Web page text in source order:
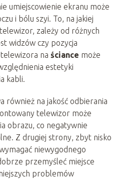
umiejscowienie ekranu może
i bólu szyi. To, na jakiej
zależy od różnych
widzów czy pozycja
na ściance może
estetyki
kabli.
również na jakość odbierania
telewizor może
obrazu, co negatywnie
Z drugiej strony, zbyt nisko
niewygodnego
przemyśleć miejsce
problemów